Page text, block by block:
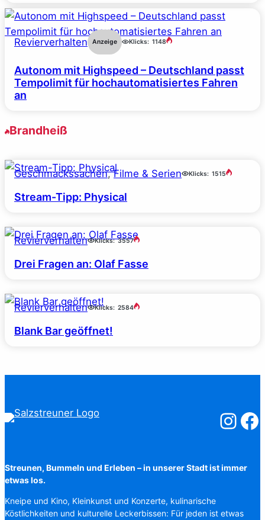
Revierverhalten Anzeige Klicks: 1148
Autonom mit Highspeed – Deutschland passt
Tempolimit für hochautomatisiertes Fahren
an
Brandheiß
Geschmackssachen, Filme & Serien Klicks: 1515
Stream-Tipp: Physical
Revierverhalten Klicks: 3557
Drei Fragen an: Olaf Fasse
Revierverhalten Klicks: 2584
Blank Bar geöffnet!
Streunen, Bummeln und Erleben – in unserer Stadt ist immer
etwas los.
Kneipe und Kino, Kleinkunst und Konzerte, kulinarische
Köstlichkeiten und kulturelle Leckerbissen: Für jeden ist etwas